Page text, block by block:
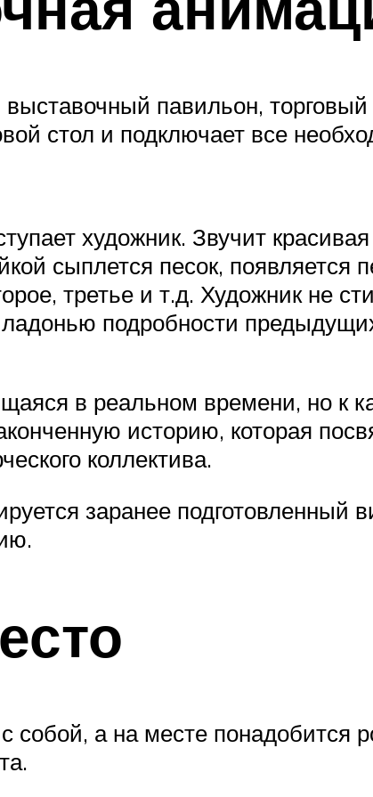
павильон, торговый
стол и подключает все
художник. Звучит
сыплется песок, появляется
третье и т.д. Художник не
подробности
в реальном времени, но к
историю, которая
коллектива.
заранее подготовленный
собой, а на месте понадобится